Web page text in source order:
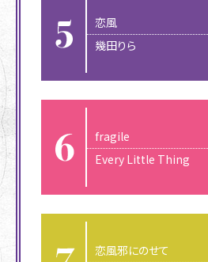
恋風
幾田りら
fragile
Every Little Thing
恋風邪にのせて